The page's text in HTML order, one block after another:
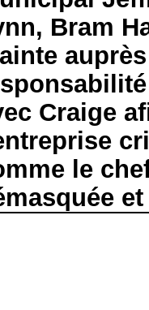
Bram
Craige
le